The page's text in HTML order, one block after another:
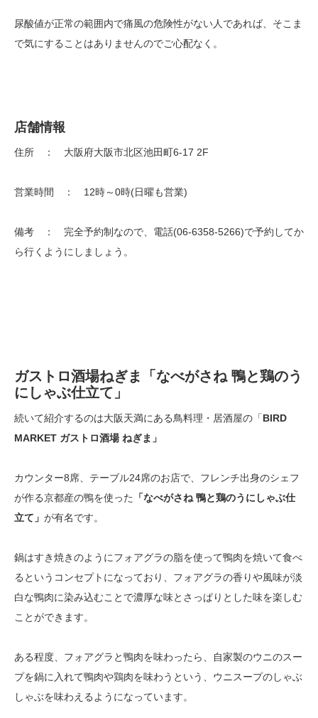
尿酸値が正常の範囲内で痛風の危険性がない人であれば、そこま
で気にすることはありませんのでご心配なく。
店舗情報
住所 ： 大阪府大阪市北区池田町6-17 2F
営業時間 ： 12時～0時(日曜も営業)
備考 ： 完全予約制なので、電話(06-6358-5266)で予約してか
ら行くようにしましょう。
ガストロ酒場ねぎま「なべがさね 鴨と鶏のう
にしゃぶ仕立て」
続いて紹介するのは大阪天満にある鳥料理・居酒屋の「BIRD
MARKET ガストロ酒場 ねぎま」
カウンター8席、テーブル24席のお店で、フレンチ出身のシェフ
が作る京都産の鴨を使った
「なべがさね 鴨と鶏のうにしゃぶ仕
立て」 が有名です。
鍋はすき焼きのようにフォアグラの脂を使って鴨肉を焼いて食べ
るというコンセプトになっており、フォアグラの香りや風味が淡
白な鴨肉に染み込むことで濃厚な味とさっぱりとした味を楽しむ
ことができます。
ある程度、フォアグラと鴨肉を味わったら、自家製のウニのスー
プを鍋に入れて鴨肉や鶏肉を味わうという、ウニスープのしゃぶ
しゃぶを味わえるようになっています。